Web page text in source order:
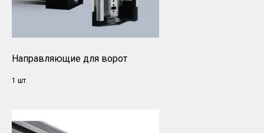
Направляющие для ворот
1 шт